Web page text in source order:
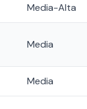
Media-Alta
Media
Media